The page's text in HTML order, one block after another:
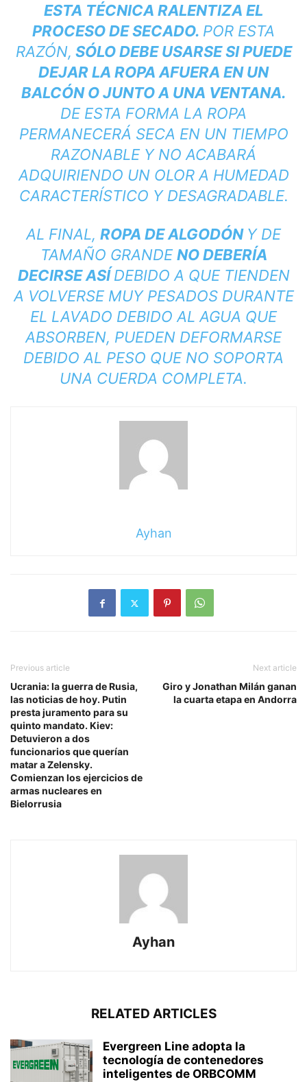
ESTA TÉCNICA RALENTIZA EL
PROCESO DE SECADO. POR ESTA
RAZÓN, SÓLO DEBE USARSE SI PUEDE
DEJAR LA ROPA AFUERA EN UN
BALCÓN O JUNTO A UNA VENTANA.
DE ESTA FORMA LA ROPA
PERMANECERÁ SECA EN UN TIEMPO
RAZONABLE Y NO ACABARÁ
ADQUIRIENDO UN OLOR A HUMEDAD
CARACTERÍSTICO Y DESAGRADABLE.
AL FINAL, ROPA DE ALGODÓN Y DE
TAMAÑO GRANDENO DEBERÍA
DECIRSE ASÍDEBIDO A QUE TIENDEN
A VOLVERSE MUY PESADOS ​​DURANTE
EL LAVADO DEBIDO AL AGUA QUE
ABSORBEN, PUEDEN DEFORMARSE
DEBIDO AL PESO QUE NO SOPORTA
UNA CUERDA COMPLETA.
Ayhan
Previous article
Ucrania: la guerra de Rusia,
las noticias de hoy. Putin
presta juramento para su
quinto mandato. Kiev:
Detuvieron a dos
funcionarios que querían
matar a Zelensky.
Comienzan los ejercicios de
armas nucleares en
Bielorrusia
Next article
Giro y Jonathan Milán ganan
la cuarta etapa en Andorra
Ayhan
RELATED ARTICLES
Evergreen Line adopta la
tecnología de contenedores
inteligentes de ORBCOMM